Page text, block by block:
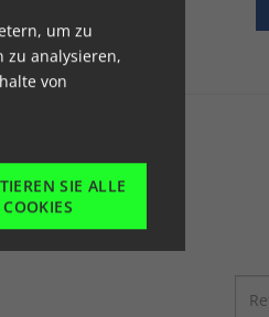
um zu
zu analysieren,
von
SIE ALLE
COOKIES